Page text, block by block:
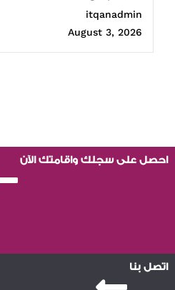
itqanadmin
August 3, 2026
احصل على سجلك واقامتك الآن
اتصل بنا